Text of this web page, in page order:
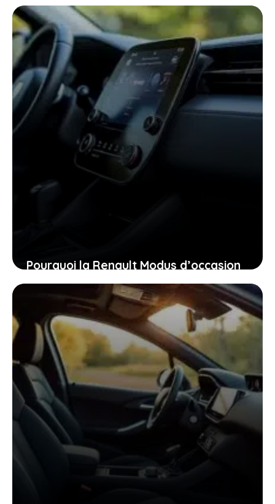
expire en 2026, ne laissez pas filer
cette ultime chance
27 janvier 2026
Pourquoi la Renault Modus d’occasion
pourrait bien être la voiture idéale
pour vous aujourd’hui
26 janvier 2026